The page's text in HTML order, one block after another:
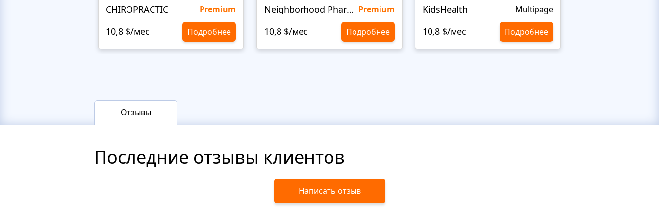
CHIROPRACTIC Premium
10,8 $/мес Подробнее
Neighborhood Pharmacy Premium
10,8 $/мес Подробнее
KidsHealth Multipage
10,8 $/мес Подробнее
Отзывы
Последние отзывы клиентов
Написать отзыв